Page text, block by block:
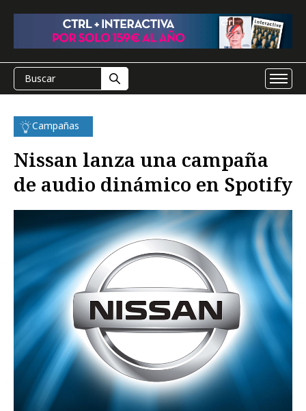
Campañas
Nissan lanza una campaña
de audio dinámico en Spotify